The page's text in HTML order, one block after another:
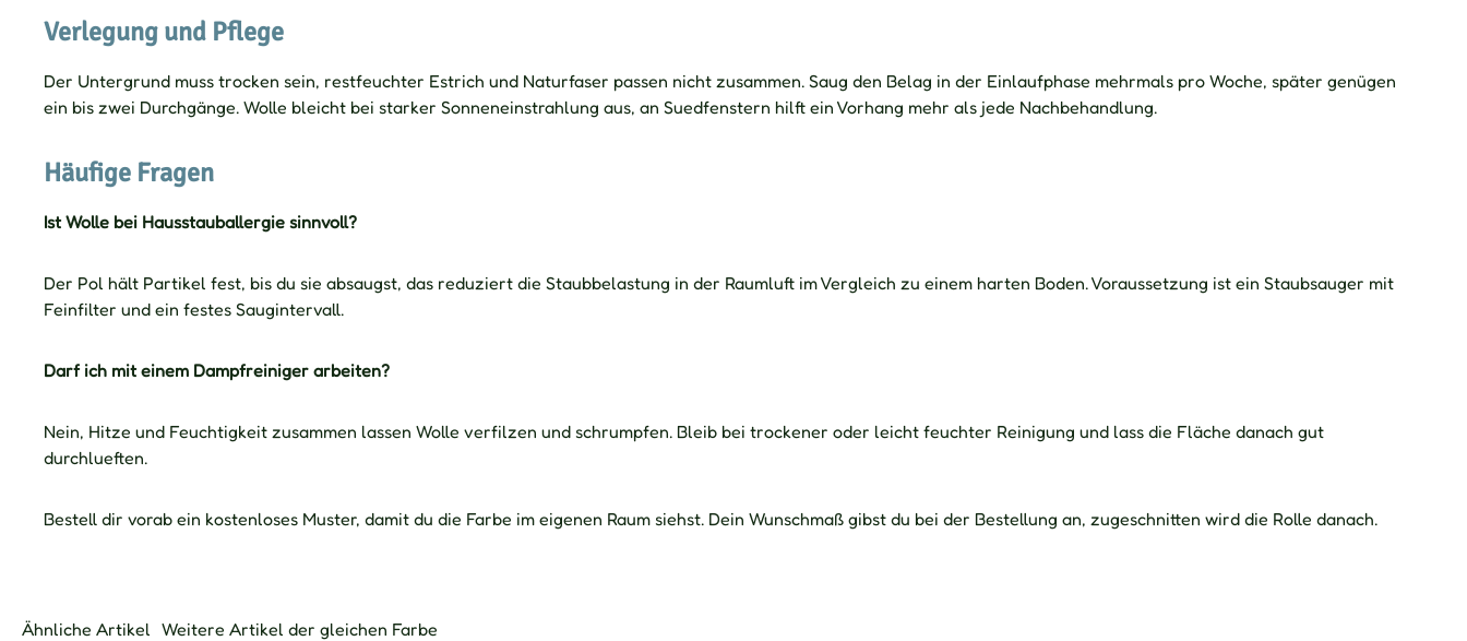
Verlegung und Pflege
Der Untergrund muss trocken sein, restfeuchter Estrich und Naturfaser passen nicht zusammen. Saug den Belag in der Einlaufphase mehrmals pro Woche, später genügen
ein bis zwei Durchgänge. Wolle bleicht bei starker Sonneneinstrahlung aus, an Suedfenstern hilft ein Vorhang mehr als jede Nachbehandlung.
Häufige Fragen
Ist Wolle bei Hausstauballergie sinnvoll?
Der Pol hält Partikel fest, bis du sie absaugst, das reduziert die Staubbelastung in der Raumluft im Vergleich zu einem harten Boden. Voraussetzung ist ein Staubsauger mit
Feinfilter und ein festes Saugintervall.
Darf ich mit einem Dampfreiniger arbeiten?
Nein, Hitze und Feuchtigkeit zusammen lassen Wolle verfilzen und schrumpfen. Bleib bei trockener oder leicht feuchter Reinigung und lass die Fläche danach gut
durchlueften.
Bestell dir vorab ein kostenloses Muster, damit du die Farbe im eigenen Raum siehst. Dein Wunschmaß gibst du bei der Bestellung an, zugeschnitten wird die Rolle danach.
Ähnliche Artikel Weitere Artikel der gleichen Farbe